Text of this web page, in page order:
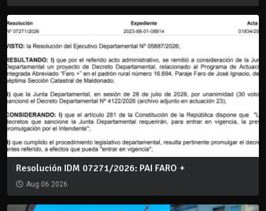
Resolución IDM 07271/2026: PAI FARO +
Aug 06 2026